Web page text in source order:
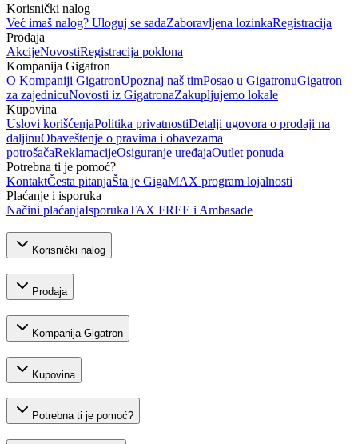
Korisnički nalog
Već imaš nalog? Uloguj se sadaZaboravljena lozinkaRegistracija
Prodaja
AkcijeNovostiRegistracija poklona
Kompanija Gigatron
O Kompaniji GigatronUpoznaj naš timPosao u GigatronuGigatron
za zajednicuNovosti iz GigatronaZakupljujemo lokale
Kupovina
Uslovi korišćenjaPolitika privatnostiDetalji ugovora o prodaji na
daljinuObaveštenje o pravima i obavezama
potrošačaReklamacijeOsiguranje uređajaOutlet ponuda
Potrebna ti je pomoć?
KontaktČesta pitanjaŠta je GigaMAX program lojalnosti
Plaćanje i isporuka
Načini plaćanjaIsporukaTAX FREE i Ambasade
Korisnički nalog
Prodaja
Kompanija Gigatron
Kupovina
Potrebna ti je pomoć?